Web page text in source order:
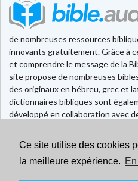
Ce site utilise des cookies
la meilleure expérience.
de nombreuses ressources
innovants gratuitement. Grâce à
et comprendre le message de la
site propose de nombreuses
des originaux en hébreu, grec et
dictionnaires bibliques sont
développé en collaboration avec
Faire un don
Contact